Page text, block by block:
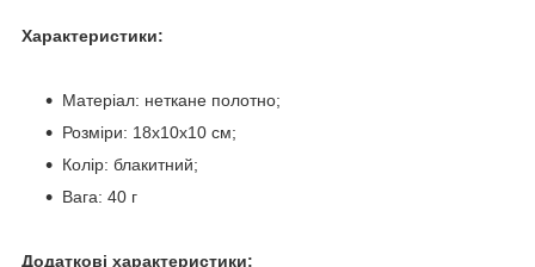
Характеристики:
Матеріал: неткане полотно;
Розміри: 18х10х10 см;
Колір: блакитний;
Вага: 40 г
Додаткові характеристики: